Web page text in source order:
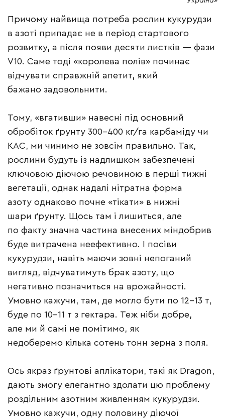
Причому найвища потреба рослин кукурудзи
в азоті припадає не в період стартового
розвитку, а після появи десяти листків — фази
V10. Саме тоді «королева полів» починає
відчувати справжній апетит, який
бажано задовольнити.
Тому, «вгативши» навесні під основний
обробіток ґрунту 300–400 кг/га карбаміду чи
КАС, ми чинимо не зовсім правильно. Так,
рослини будуть із надлишком забезпечені
ключовою діючою речовиною в перші тижні
вегетації, однак надалі нітратна форма
азоту однаково почне «тікати» в нижні
шари ґрунту. Щось там і лишиться, але
по факту значна частина внесених міндобрив
буде витрачена неефективно. І посіви
кукурудзи, навіть маючи зовні непоганий
вигляд, відчуватимуть брак азоту, що
негативно позначиться на врожайності.
Умовно кажучи, там, де могло бути по 12–13 т,
буде по 10–11 т з гектара. Теж ніби добре,
але ми й самі не помітимо, як
недоберемо кілька сотень тонн зерна з поля.
Ось якраз ґрунтові аплікатори, такі як Dragon,
дають змогу елегантно здолати цю проблему
роздільним азотним живленням кукурудзи.
Умовно кажучи, одну половину діючої